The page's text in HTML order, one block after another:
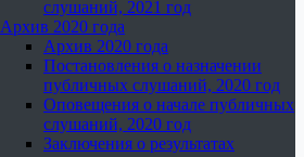
слушаний, 2021 год
Архив 2020 года
Архив 2020 года
Постановления о назначении
публичных слушаний, 2020 год
Оповещения о начале публичных
слушаний, 2020 год
Заключения о результатах